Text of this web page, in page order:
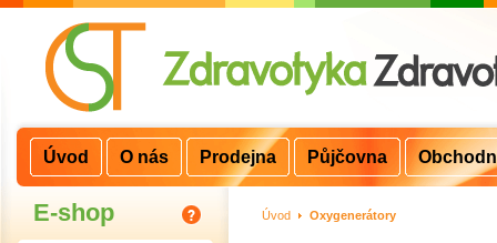
E-shop Úvod > Oxygenerátory
Úvod O nás Prodejna Půjčovna